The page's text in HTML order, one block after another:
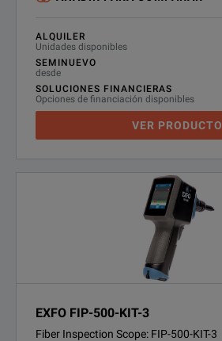
ALQUILER
Unidades disponibles
SEMINUEVO
desde
SOLUCIONES FINANCIERAS
Opciones de financiación disponibles
VER PRODUCTO
EXFO FIP-500-KIT-3
Fiber Inspection Scope: FIP-500-KIT-3